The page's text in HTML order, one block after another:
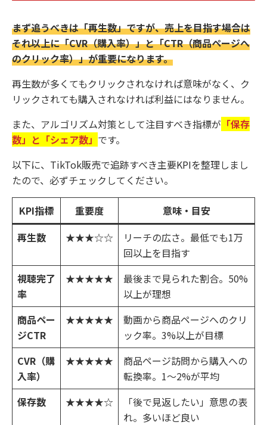
まず追うべきは「再生数」ですが、売上を目指す場合は
それ以上に「CVR（購入率）」と「CTR（商品ページへ
のクリック率）」が重要になります。
再生数が多くてもクリックされなければ意味がなく、ク
リックされても購入されなければ利益にはなりません。
また、アルゴリズム対策として注目すべき指標が 「保存
数」と「シェア数」 です。
以下に、TikTok販売で追跡すべき主要KPIを整理しまし
たので、必ずチェックしてください。
KPI指標 重要度
意味・目安
再生数
★★★☆☆
リーチの広さ。最低でも1万
回以上を目指す
視聴完了
率
★★★★★
最後まで見られた割合。50%
以上が理想
商品ペー
ジCTR
★★★★★
動画から商品ページへのクリ
ック率。3%以上が目標
CVR（購
入率）
★★★★★
商品ページ訪問から購入への
転換率。1〜2%が平均
保存数
★★★★☆
「後で見返したい」意思の表
れ。多いほど良い